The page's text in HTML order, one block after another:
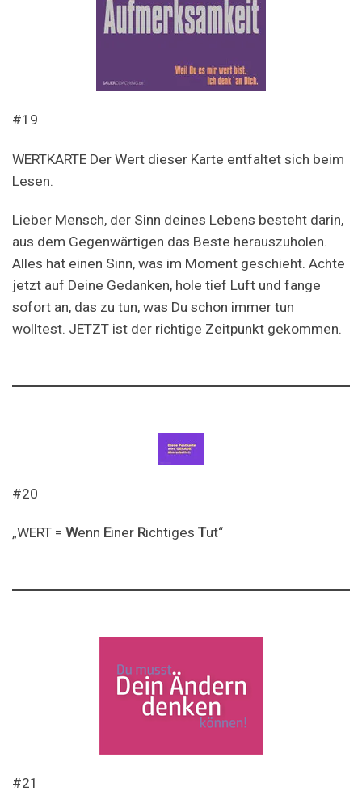
#19
WERTKARTE Der Wert dieser Karte entfaltet sich beim
Lesen.
Lieber Mensch, der Sinn deines Lebens besteht darin,
aus dem Gegenwärtigen das Beste herauszuholen.
Alles hat einen Sinn, was im Moment geschieht. Achte
jetzt auf Deine Gedanken, hole tief Luft und fange
sofort an, das zu tun, was Du schon immer tun
wolltest. JETZT ist der richtige Zeitpunkt gekommen.
#20
„WERT = Wenn Einer Richtiges Tut“
#21